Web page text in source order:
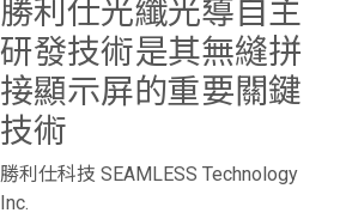
勝利仕光纖光導自主
研發技術是其無縫拼
接顯示屏的重要關鍵
技術
勝利仕科技 SEAMLESS Technology
Inc.